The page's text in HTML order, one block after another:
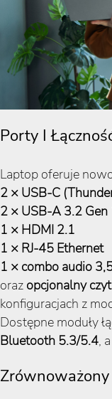
Porty I
Laptop oferuje
2 × USB-C
2 × USB-A 3.2 Gen
1 × HDMI 2.1
1 × RJ-45 Ethernet
1 × combo audio
oraz opcjonalny
konfiguracjach z
Dostępne moduły
Bluetooth 5.3/5.4,